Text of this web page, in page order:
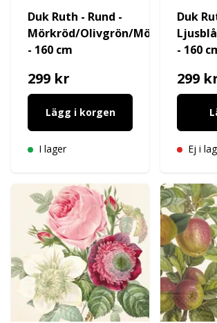
Duk Ruth - Rund -
Mörkröd/Olivgrön/Mörkgrå
- 160 cm
299 kr
Lägg i korgen
I lager
Duk
- 160
299
Ej i